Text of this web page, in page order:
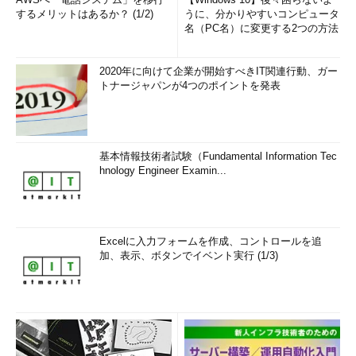
するメリットはあるか？ (1/2)
うに、分かりやすいコンピュータ
名（PC名）に変更する2つの方法
2020年に向けて企業が開始すべきIT関連行動、ガー
トナージャパンが4つのポイントを発表
基本情報技術者試験（Fundamental Information Tec
hnology Engineer Examin...
Excelに入力フォームを作成、コントロールを追
加、表示、ボタンでイベント実行 (1/3)